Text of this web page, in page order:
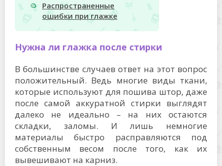
Распространенные
ошибки при глажке
Нужна ли глажка после стирки
В большинстве случаев ответ на этот вопрос
положительный. Ведь многие виды ткани,
которые используют для пошива штор, даже
после самой аккуратной стирки выглядят
далеко не идеально – на них остаются
складки, заломы. И лишь немногие
материалы быстро расправляются под
собственным весом после того, как их
вывешивают на карниз.